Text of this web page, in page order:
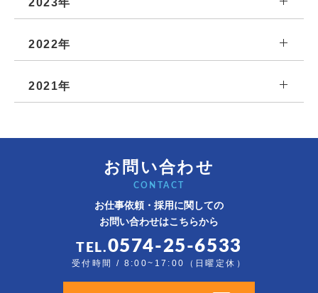
2023年
2022年
2021年
お問い合わせ
CONTACT
お仕事依頼・採用に関しての
お問い合わせはこちらから
TEL.0574-25-6533
受付時間 / 8:00~17:00（日曜定休）